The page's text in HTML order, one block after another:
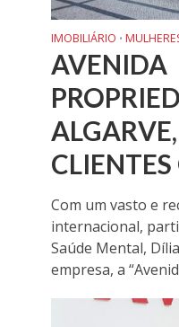
IMOBILIÁRIO •
AVENIDA
Com um vasto e
internacional,
Saúde Mental,
empresa, a